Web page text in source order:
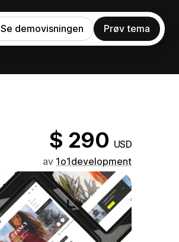
Se demovisningen Prøv tema
$ 290 USD
av 1o1development